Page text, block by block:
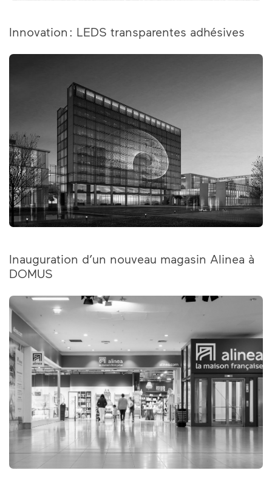
Innovation : LEDS transparentes adhésives
Inauguration d’un nouveau magasin Alinea à
DOMUS